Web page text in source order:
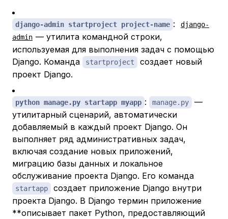
django-admin startproject project-name :
django-
admin — утилита командной строки,
используемая для выполнения задач с помощью
Django. Команда
startproject
создает новый
проект Django.
python manage.py startapp myapp : manage.py
—
утилитарный сценарий, автоматически
добавляемый в каждый проект Django. Он
выполняет ряд административных задач,
включая создание новых приложений,
миграцию базы данных и локальное
обслуживание проекта Django. Его команда
startapp
создает приложение Django внутри
проекта Django. В Django термин приложение
**описывает пакет Python, предоставляющий